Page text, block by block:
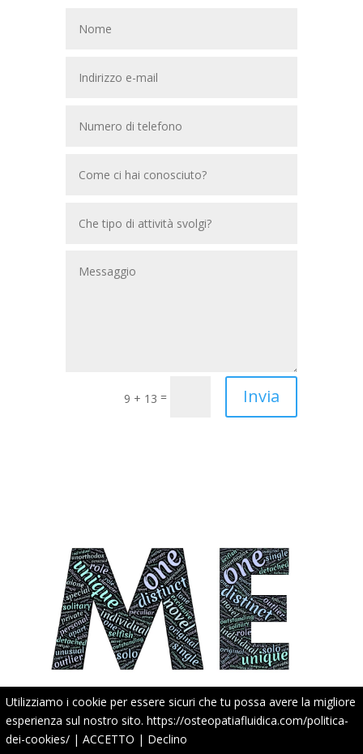
9 + 13 = Invia
Sano egoismo: che cos’è e perché dovremmo
averlo
Utilizziamo i cookie per essere sicuri che tu possa avere la migliore
esperienza sul nostro sito. https://osteopatiafluidica.com/politica-
dei-cookies/ | ACCETTO | Declino